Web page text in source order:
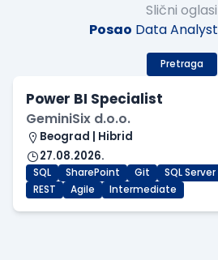
Slični oglasi
Posao Data Analyst
Pretraga
Power BI Specialist
GeminiSix d.o.o.
Beograd | Hibrid
27.08.2026.
SQL SharePoint Git SQL Server
REST
Agile Intermediate